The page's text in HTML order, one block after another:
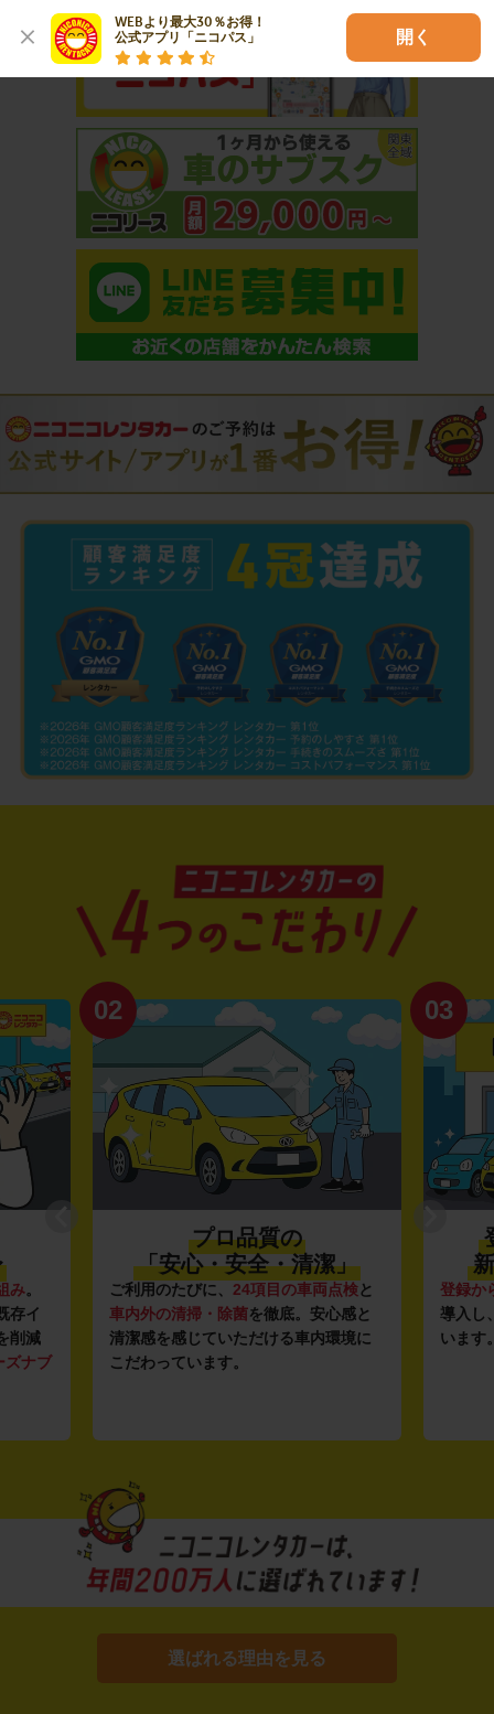
WEBより最大30％お得！
公式アプリ「ニコパス」
開く
み。
存イ
削減
ズナブ
02
プロ品質の
「安心・安全・清潔」
ご利用のたびに、 24項目の車両点検と
車内外の清掃・除菌を徹底。安心感と
清潔感を感じていただける車内環境に
こだわっています。
03
登録か
導入し
います
選ばれる理由を見る